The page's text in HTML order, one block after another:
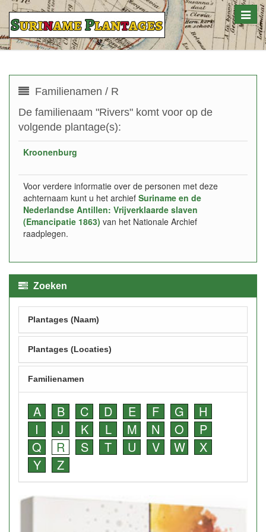
Toggle
Familienamen / R
De familienaam "Rivers" komt voor op de
volgende plantage(s):
Kroonenburg
Voor verdere informatie over de personen met deze
achternaam kunt u het archief Suriname en de
Nederlandse Antillen: Vrijverklaarde slaven
(Emancipatie 1863) van het Nationale Archief
raadplegen.
Zoeken
Plantages (Naam)
Plantages (Locaties)
Familienamen
A B C D E F G
H
I
J K L M N O
P
Q
R S T U V W
X
Y
Z